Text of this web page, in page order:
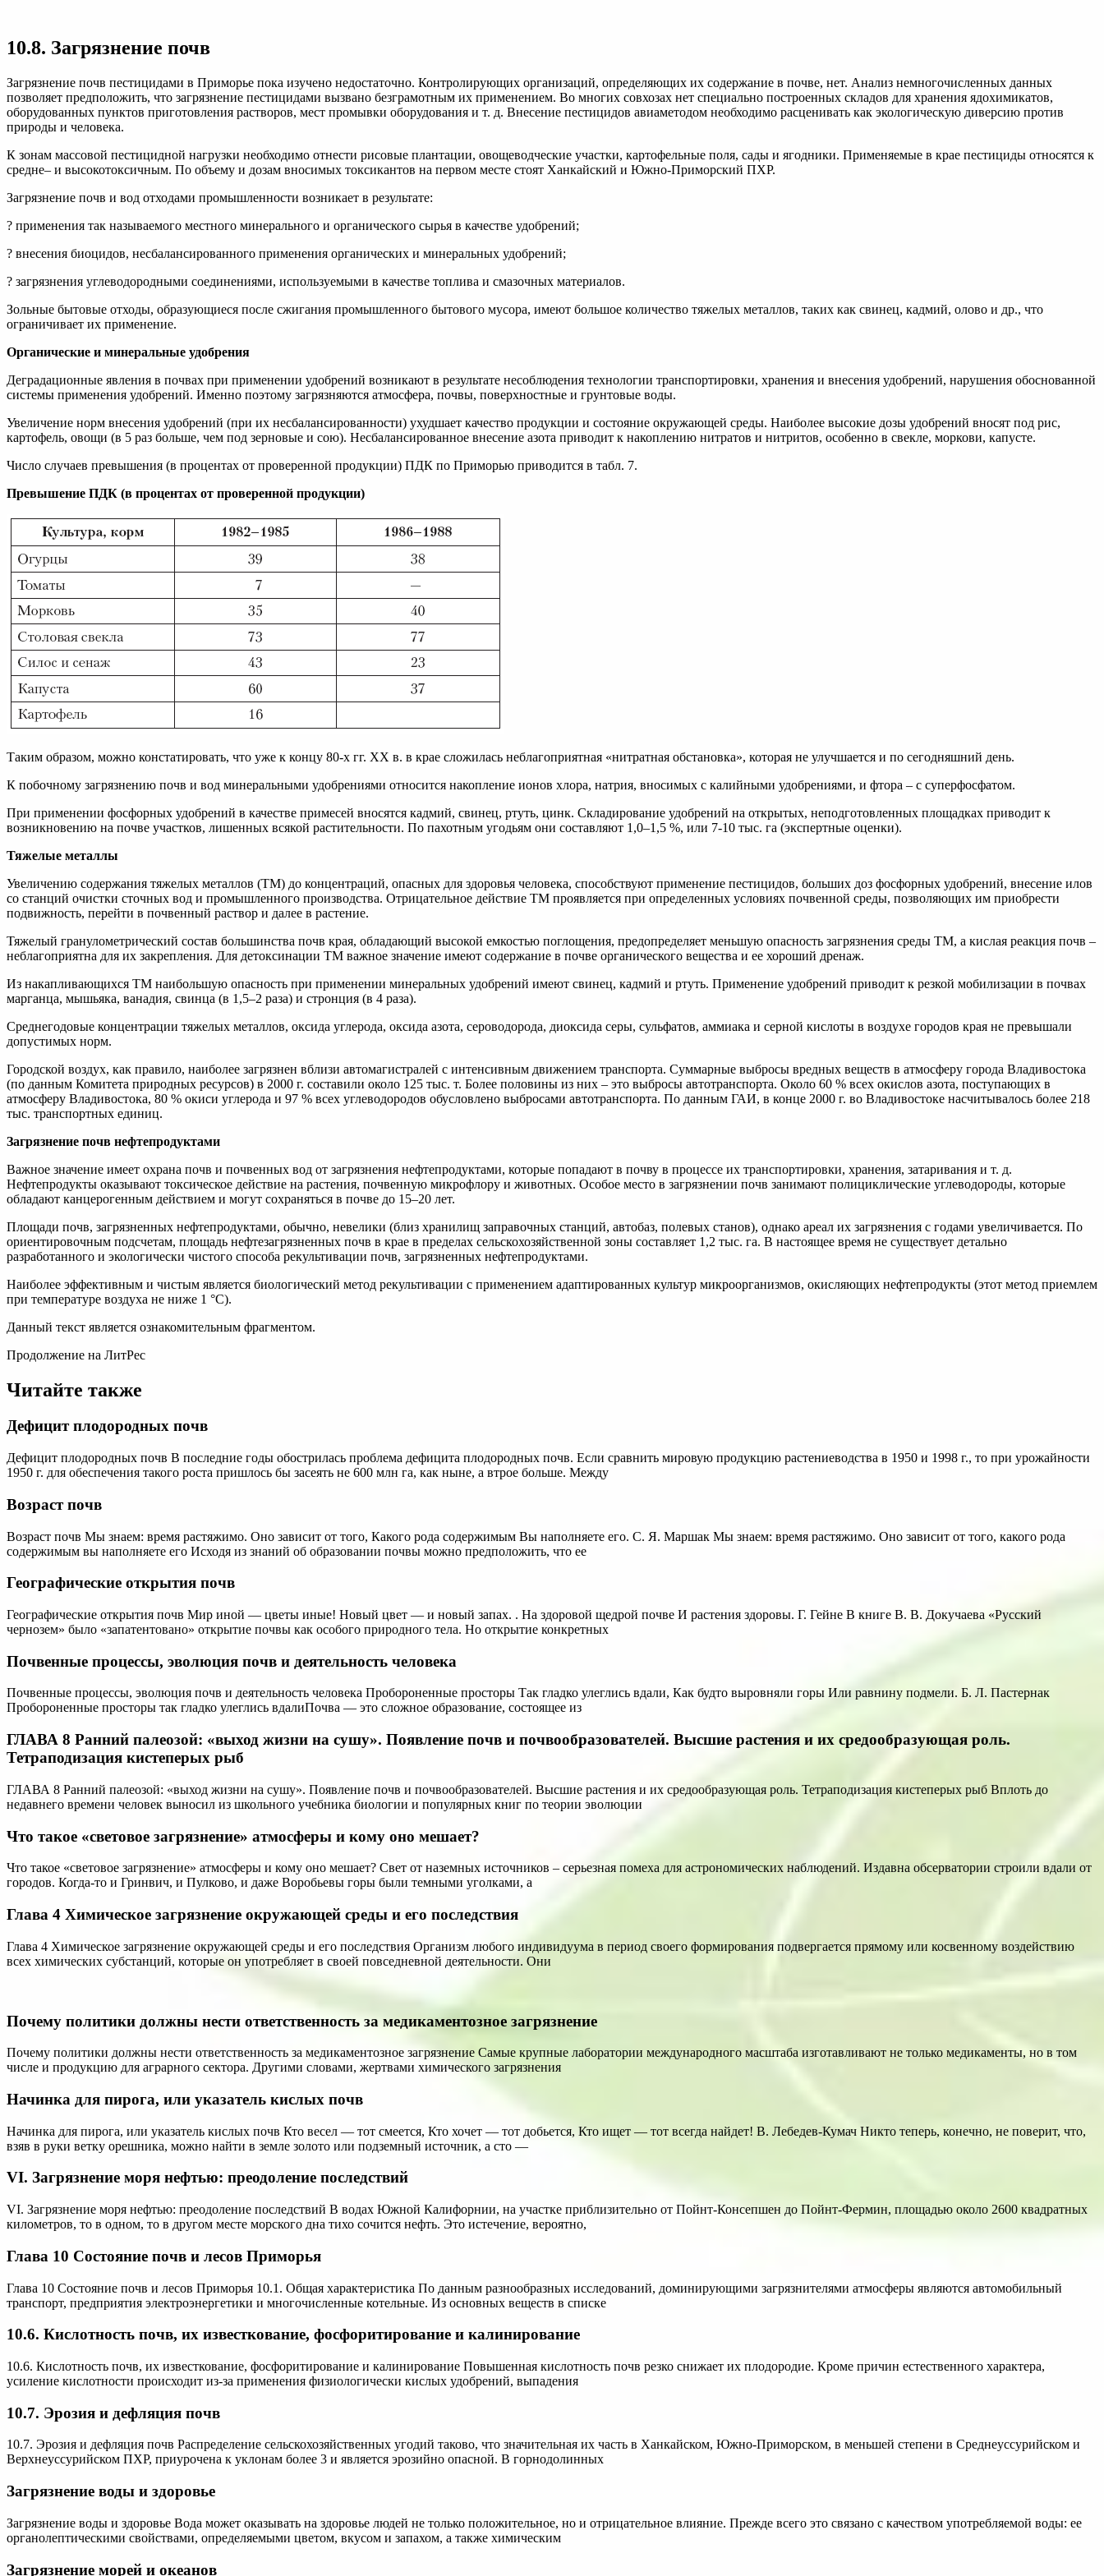
состояние
биосферы
и
экологическая
10.8. Загрязнение почв
Загрязнение почв пестицидами в Приморье пока изучено недостаточно. Контролирующих организаций, определяющих их содержание в почве, нет. Анализ немногочисленных данных
позволяет предположить, что загрязнение пестицидами вызвано безграмотным их применением. Во многих совхозах нет специально построенных складов для хранения ядохимикатов,
оборудованных пунктов приготовления растворов, мест промывки оборудования и т. д. Внесение пестицидов авиаметодом необходимо расценивать как экологическую диверсию против
природы и человека.
К зонам массовой пестицидной нагрузки необходимо отнести рисовые плантации, овощеводческие участки, картофельные поля, сады и ягодники. Применяемые в крае пестициды относятся к
средне– и высокотоксичным. По объему и дозам вносимых токсикантов на первом месте стоят Ханкайский и Южно-Приморский ПХР.
Загрязнение почв и вод отходами промышленности возникает в результате:
? применения так называемого местного минерального и органического сырья в качестве удобрений;
? внесения биоцидов, несбалансированного применения органических и минеральных удобрений;
? загрязнения углеводородными соединениями, используемыми в качестве топлива и смазочных материалов.
Зольные бытовые отходы, образующиеся после сжигания промышленного бытового мусора, имеют большое количество тяжелых металлов, таких как свинец, кадмий, олово и др., что
ограничивает их применение.
Органические и минеральные удобрения
Деградационные явления в почвах при применении удобрений возникают в результате несоблюдения технологии транспортировки, хранения и внесения удобрений, нарушения обоснованной
системы применения удобрений. Именно поэтому загрязняются атмосфера, почвы, поверхностные и грунтовые воды.
Увеличение норм внесения удобрений (при их несбалансированности) ухудшает качество продукции и состояние окружающей среды. Наиболее высокие дозы удобрений вносят под рис,
картофель, овощи (в 5 раз больше, чем под зерновые и сою). Несбалансированное внесение азота приводит к накоплению нитратов и нитритов, особенно в свекле, моркови, капусте.
Число случаев превышения (в процентах от проверенной продукции) ПДК по Приморью приводится в табл. 7.
Превышение ПДК (в процентах от проверенной продукции)
Таким образом, можно констатировать, что уже к концу 80-х гг. ХХ в. в крае сложилась неблагоприятная «нитратная обстановка», которая не улучшается и по сегодняшний день.
К побочному загрязнению почв и вод минеральными удобрениями относится накопление ионов хлора, натрия, вносимых с калийными удобрениями, и фтора – с суперфосфатом.
При применении фосфорных удобрений в качестве примесей вносятся кадмий, свинец, ртуть, цинк. Складирование удобрений на открытых, неподготовленных площадках приводит к
возникновению на почве участков, лишенных всякой растительности. По пахотным угодьям они составляют 1,0–1,5 %, или 7-10 тыс. га (экспертные оценки).
Тяжелые металлы
Увеличению содержания тяжелых металлов (ТМ) до концентраций, опасных для здоровья человека, способствуют применение пестицидов, больших доз фосфорных удобрений, внесение илов
со станций очистки сточных вод и промышленного производства. Отрицательное действие ТМ проявляется при определенных условиях почвенной среды, позволяющих им приобрести
подвижность, перейти в почвенный раствор и далее в растение.
Тяжелый гранулометрический состав большинства почв края, обладающий высокой емкостью поглощения, предопределяет меньшую опасность загрязнения среды ТМ, а кислая реакция почв –
неблагоприятна для их закрепления. Для детоксинации ТМ важное значение имеют содержание в почве органического вещества и ее хороший дренаж.
Из накапливающихся ТМ наибольшую опасность при применении минеральных удобрений имеют свинец, кадмий и ртуть. Применение удобрений приводит к резкой мобилизации в почвах
марганца, мышьяка, ванадия, свинца (в 1,5–2 раза) и стронция (в 4 раза).
Среднегодовые концентрации тяжелых металлов, оксида углерода, оксида азота, сероводорода, диоксида серы, сульфатов, аммиака и серной кислоты в воздухе городов края не превышали
допустимых норм.
Городской воздух, как правило, наиболее загрязнен вблизи автомагистралей с интенсивным движением транспорта. Суммарные выбросы вредных веществ в атмосферу города Владивостока
(по данным Комитета природных ресурсов) в 2000 г. составили около 125 тыс. т. Более половины из них – это выбросы автотранспорта. Около 60 % всех окислов азота, поступающих в
атмосферу Владивостока, 80 % окиси углерода и 97 % всех углеводородов обусловлено выбросами автотранспорта. По данным ГАИ, в конце 2000 г. во Владивостоке насчитывалось более 218
тыс. транспортных единиц.
Загрязнение почв нефтепродуктами
Важное значение имеет охрана почв и почвенных вод от загрязнения нефтепродуктами, которые попадают в почву в процессе их транспортировки, хранения, затаривания и т. д.
Нефтепродукты оказывают токсическое действие на растения, почвенную микрофлору и животных. Особое место в загрязнении почв занимают полициклические углеводороды, которые
обладают канцерогенным действием и могут сохраняться в почве до 15–20 лет.
Площади почв, загрязненных нефтепродуктами, обычно, невелики (близ хранилищ заправочных станций, автобаз, полевых станов), однако ареал их загрязнения с годами увеличивается. По
ориентировочным подсчетам, площадь нефтезагрязненных почв в крае в пределах сельскохозяйственной зоны составляет 1,2 тыс. га. В настоящее время не существует детально
разработанного и экологически чистого способа рекультивации почв, загрязненных нефтепродуктами.
Наиболее эффективным и чистым является биологический метод рекультивации с применением адаптированных культур микроорганизмов, окисляющих нефтепродукты (этот метод приемлем
при температуре воздуха не ниже 1 °C).
Данный текст является ознакомительным фрагментом.
Продолжение на ЛитРес
Читайте также
Дефицит плодородных почв
Дефицит плодородных почв В последние годы обострилась проблема дефицита плодородных почв. Если сравнить мировую продукцию растениеводства в 1950 и 1998 г., то при урожайности
1950 г. для обеспечения такого роста пришлось бы засеять не 600 млн га, как ныне, а втрое больше. Между
Возраст почв
Возраст почв Мы знаем: время растяжимо. Оно зависит от того, Какого рода содержимым Вы наполняете его. С. Я. Маршак Мы знаем: время растяжимо. Оно зависит от того, какого рода
содержимым вы наполняете его Исходя из знаний об образовании почвы можно предположить, что ее
Географические открытия почв
Географические открытия почв Мир иной — цветы иные! Новый цвет — и новый запах. . На здоровой щедрой почве И растения здоровы. Г. Гейне В книге В. В. Докучаева «Русский
чернозем» было «запатентовано» открытие почвы как особого природного тела. Но открытие конкретных
Почвенные процессы, эволюция почв и деятельность человека
Почвенные процессы, эволюция почв и деятельность человека Пробороненные просторы Так гладко улеглись вдали, Как будто выровняли горы Или равнину подмели. Б. Л. Пастернак
Пробороненные просторы так гладко улеглись вдалиПочва — это сложное образование, состоящее из
ГЛАВА 8 Ранний палеозой: «выход жизни на сушу». Появление почв и почвообразователей. Высшие растения и их средообразующая роль.
Тетраподизация кистеперых рыб
ГЛАВА 8 Ранний палеозой: «выход жизни на сушу». Появление почв и почвообразователей. Высшие растения и их средообразующая роль. Тетраподизация кистеперых рыб Вплоть до
недавнего времени человек выносил из школьного учебника биологии и популярных книг по теории эволюции
Что такое «световое загрязнение» атмосферы и кому оно мешает?
Что такое «световое загрязнение» атмосферы и кому оно мешает? Свет от наземных источников – серьезная помеха для астрономических наблюдений. Издавна обсерватории строили вдали от
городов. Когда-то и Гринвич, и Пулково, и даже Воробьевы горы были темными уголками, а
Глава 4 Химическое загрязнение окружающей среды и его последствия
Глава 4 Химическое загрязнение окружающей среды и его последствия Организм любого индивидуума в период своего формирования подвергается прямому или косвенному воздействию
всех химических субстанций, которые он употребляет в своей повседневной деятельности. Они
Почему политики должны нести ответственность за медикаментозное загрязнение
Почему политики должны нести ответственность за медикаментозное загрязнение Самые крупные лаборатории международного масштаба изготавливают не только медикаменты, но в том
числе и продукцию для аграрного сектора. Другими словами, жертвами химического загрязнения
Начинка для пирога, или указатель кислых почв
Начинка для пирога, или указатель кислых почв Кто весел — тот смеется, Кто хочет — тот добьется, Кто ищет — тот всегда найдет! В. Лебедев-Кумач Никто теперь, конечно, не поверит, что,
взяв в руки ветку орешника, можно найти в земле золото или подземный источник, а сто —
VI. Загрязнение моря нефтью: преодоление последствий
VI. Загрязнение моря нефтью: преодоление последствий В водах Южной Калифорнии, на участке приблизительно от Пойнт-Консепшен до Пойнт-Фермин, площадью около 2600 квадратных
километров, то в одном, то в другом месте морского дна тихо сочится нефть. Это истечение, вероятно,
Глава 10 Состояние почв и лесов Приморья
Глава 10 Состояние почв и лесов Приморья 10.1. Общая характеристика По данным разнообразных исследований, доминирующими загрязнителями атмосферы являются автомобильный
транспорт, предприятия электроэнергетики и многочисленные котельные. Из основных веществ в списке
10.6. Кислотность почв, их известкование, фосфоритирование и калинирование
10.6. Кислотность почв, их известкование, фосфоритирование и калинирование Повышенная кислотность почв резко снижает их плодородие. Кроме причин естественного характера,
усиление кислотности происходит из-за применения физиологически кислых удобрений, выпадения
10.7. Эрозия и дефляция почв
10.7. Эрозия и дефляция почв Распределение сельскохозяйственных угодий таково, что значительная их часть в Ханкайском, Южно-Приморском, в меньшей степени в Среднеуссурийском и
Верхнеуссурийском ПХР, приурочена к уклонам более 3 и является эрозийно опасной. В горнодолинных
Загрязнение воды и здоровье
Загрязнение воды и здоровье Вода может оказывать на здоровье людей не только положительное, но и отрицательное влияние. Прежде всего это связано с качеством употребляемой воды: ее
органолептическими свойствами, определяемыми цветом, вкусом и запахом, а также химическим
Загрязнение морей и океанов